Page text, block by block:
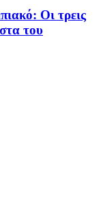
Οι τρεις
του